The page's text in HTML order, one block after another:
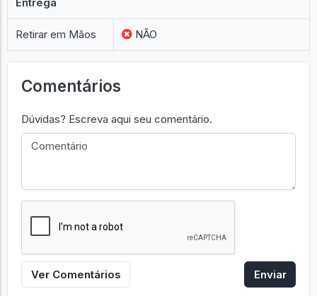
Retirar em Mãos NÃO
Comentários
Dúvidas? Escreva aqui seu comentário.
Ver Comentários Enviar